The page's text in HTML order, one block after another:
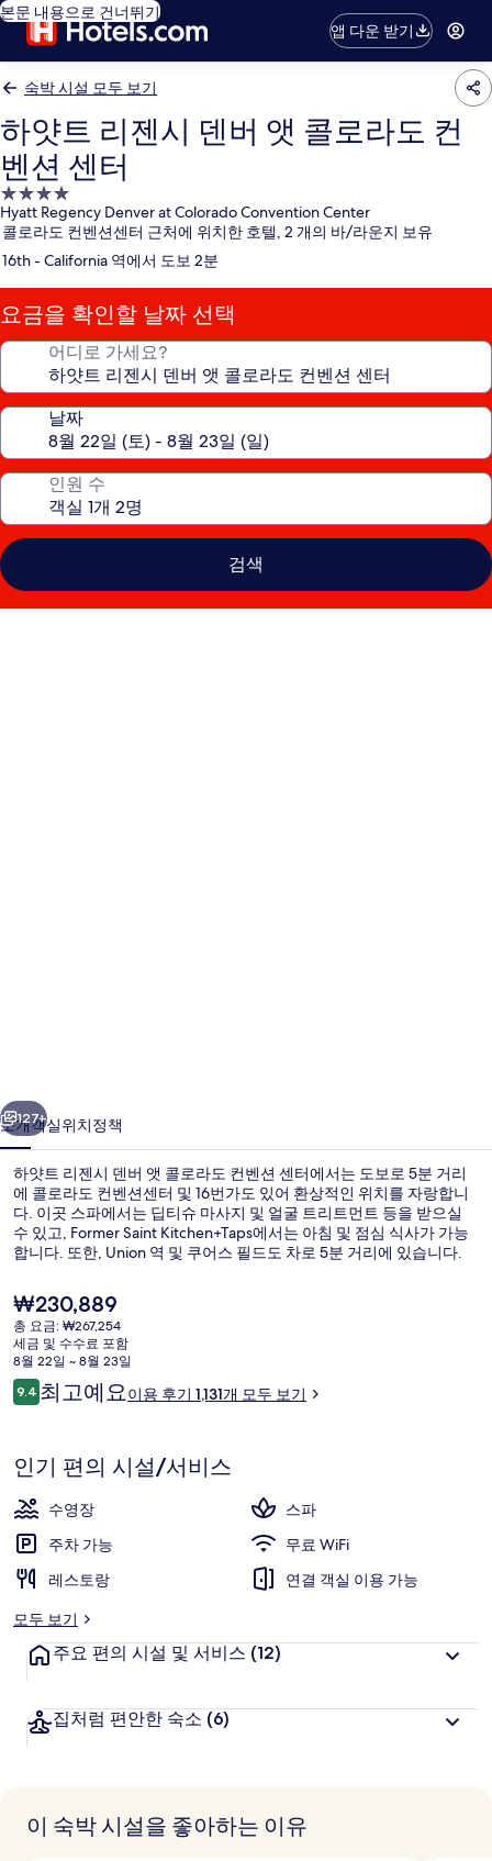
본문 내용으로 건너뛰기
앱 다운 받기
숙박 시설 모두 보기
하얏트 리젠시 덴버 앳 콜로라도 컨
벤션 센터
4.0
성
급
숙
박
시
설
Hyatt Regency Denver at Colorado Convention Center
콜로라도 컨벤션센터 근처에 위치한 호텔, 2 개의 바/라운지 보유
16th - California 역에서 도보 2분
요금을 확인할 날짜 선택
어디로 가세요?
날짜
인원 수
검색
버
앳
콜
로
라
도
컨
벤
션
터
의
사
진
갤
다음
127+
소개객실위치정책
하얏트 리젠시 덴버 앳 콜로라도 컨벤션 센터에서는 도보로 5분 거리
에 콜로라도 컨벤션센터 및 16번가도 있어 환상적인 위치를 자랑합니
다. 이곳 스파에서는 딥티슈 마사지 및 얼굴 트리트먼트 등을 받으실
수 있고, Former Saint Kitchen+Taps에서는 아침 및 점심 식사가 가능
합니다. 또한, Union 역 및 쿠어스 필드도 차로 5분 거리에 있습니다.
하셨어요. 16th - California 역에서 도보로 2분, 16th - Stout 역에서는 4
분 거리에 있어 대중 교통편을 이용하기 편리합니다.
현
재
가
격
은
₩230,889
₩230,889
총 요금: ₩267,254
세금 및 수수료 포함
8월 22일 ~ 8월 23일
이
용
기
9.410점 만점 중 9.4점.
최고예요이용 후기 1,131개 모두 보기
인기 편의 시설/서비스
수영장
스파
주차 가능
무료 WiFi
레스토랑
연결 객실 이용 가능
모두 보기
주요 편의 시설 및 서비스 (12)
집처럼 편안한 숙소 (6)
이 숙박 시설을 좋아하는 이유